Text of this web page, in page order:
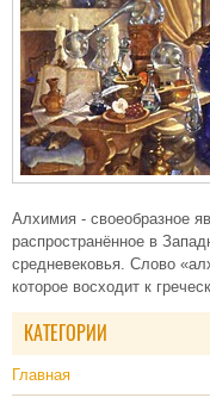
Алхимия - своеобразное
распространённое в
средневековья. Слово
которое восходит к
КАТЕГОРИИ
Главная